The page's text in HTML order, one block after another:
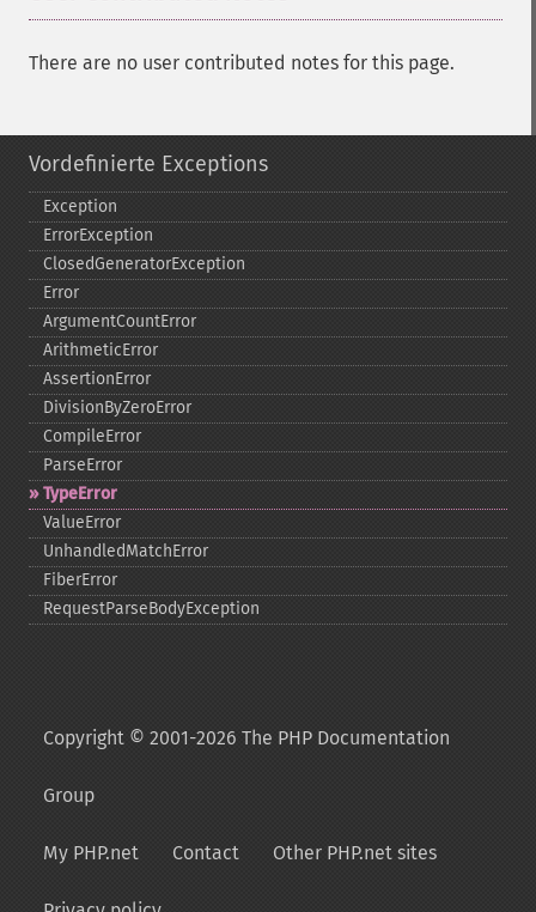
There are no user contributed notes for this page.
Vordefinierte Exceptions
Exception
ErrorException
ClosedGeneratorException
Error
ArgumentCountError
ArithmeticError
AssertionError
DivisionByZeroError
CompileError
ParseError
TypeError
ValueError
UnhandledMatchError
FiberError
RequestParseBodyException
Copyright © 2001-2026 The PHP Documentation
Group
My PHP.net Contact Other PHP.net sites